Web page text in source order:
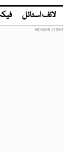
لائف اسٹائل